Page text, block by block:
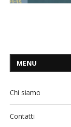
MENU
Chi siamo
Contatti